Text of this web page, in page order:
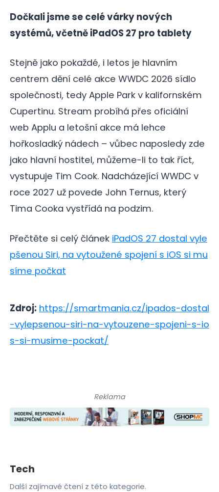
Dočkali jsme se celé várky nových
systémů, včetně iPadOS 27 pro tablety
Stejně jako pokaždé, i letos je hlavním
centrem dění celé akce WWDC 2026 sídlo
společnosti, tedy Apple Park v kalifornském
Cupertinu. Stream probíhá přes oficiální
web Applu a letošní akce má lehce
hořkosladký nádech – vůbec naposledy zde
jako hlavní hostitel, můžeme-li to tak říct,
vystupuje Tim Cook. Nadcházející WWDC v
roce 2027 už povede John Ternus, který
Tima Cooka vystřídá na podzim.
Přečtěte si celý článek iPadOS 27 dostal vyle
pšenou Siri, na vytoužené spojení s iOS si mu
síme počkat
Zdroj: https://smartmania.cz/ipados-dostal
-vylepsenou-siri-na-vytouzene-spojeni-s-io
s-si-musime-pockat/
Reklama
Tech
Další zajímavé čtení z této kategorie.